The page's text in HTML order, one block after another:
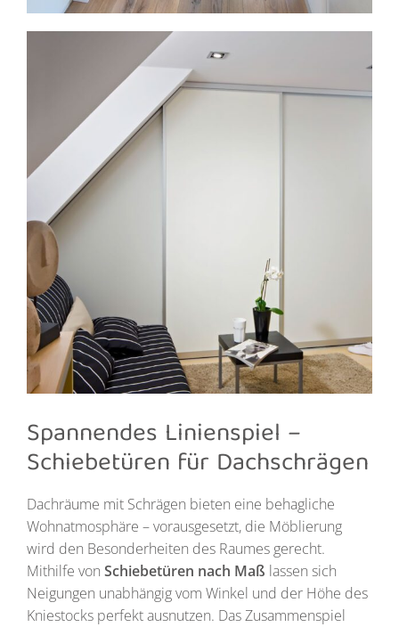
Spannendes Linienspiel –
Schiebetüren für Dachschrägen
Dachräume mit Schrägen bieten eine behagliche
Wohnatmosphäre – vorausgesetzt, die Möblierung
wird den Besonderheiten des Raumes gerecht.
Mithilfe von Schiebetüren nach Maß lassen sich
Neigungen unabhängig vom Winkel und der Höhe des
Kniestocks perfekt ausnutzen. Das Zusammenspiel